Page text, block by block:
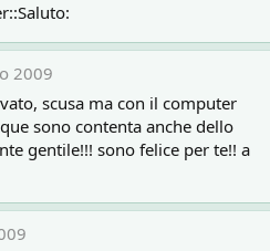
2009
scusa ma con il computer
sono contenta anche dello
gentile!!! sono felice per te!! a